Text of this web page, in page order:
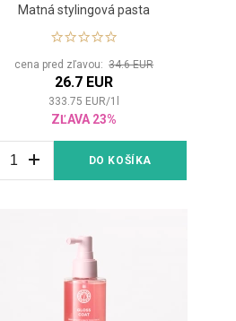
Matná stylingová pasta
cena pred zľavou:34.6 EUR
26.7 EUR
333.75 EUR/1
ZĽAVA 23%
DO KOŠÍKA